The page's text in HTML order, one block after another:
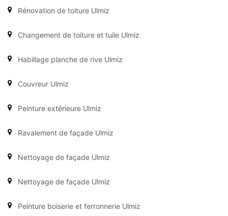
Rénovation de toiture Ulmiz
Changement de toiture et tuile Ulmiz
Habillage planche de rive Ulmiz
Couvreur Ulmiz
Peinture extérieure Ulmiz
Ravalement de façade Ulmiz
Nettoyage de façade Ulmiz
Nettoyage de façade Ulmiz
Peinture boiserie et ferronnerie Ulmiz